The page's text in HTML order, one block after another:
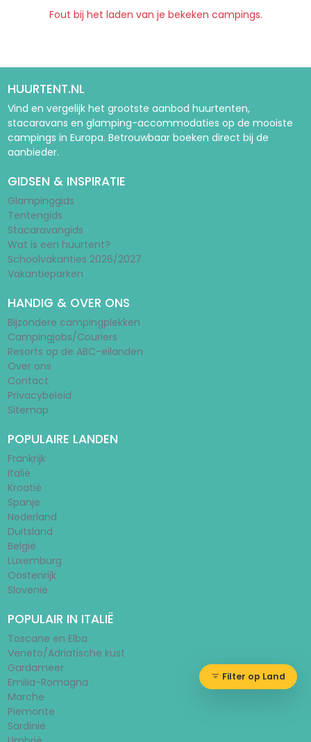
Fout bij het laden van je bekeken campings.
Filter op Land
HUURTENT.NL
Vind en vergelijk het grootste aanbod huurtenten,
stacaravans en glamping-accommodaties op de mooiste
campings in Europa. Betrouwbaar boeken direct bij de
aanbieder.
GIDSEN & INSPIRATIE
Glampinggids
Tentengids
Stacaravangids
Wat is een huurtent?
Schoolvakanties 2026/2027
Vakantieparken
HANDIG & OVER ONS
Bijzondere campingplekken
Campingjobs/Couriers
Resorts op de ABC-eilanden
Over ons
Contact
Privacybeleid
Sitemap
POPULAIRE LANDEN
Frankrijk
Italië
Kroatië
Spanje
Nederland
Duitsland
België
Luxemburg
Oostenrijk
Slovenië
POPULAIR IN ITALIË
Toscane en Elba
Veneto/Adriatische kust
Gardameer
Emilia-Romagna
Marche
Piemonte
Sardinië